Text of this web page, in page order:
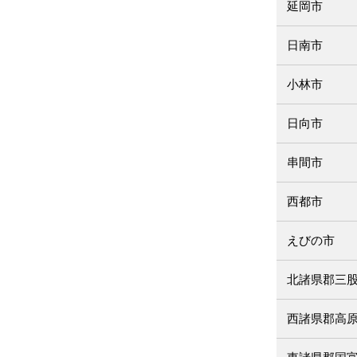
延岡市
日南市
小林市
日向市
串間市
西都市
えびの市
北諸県郡三
西諸県郡高